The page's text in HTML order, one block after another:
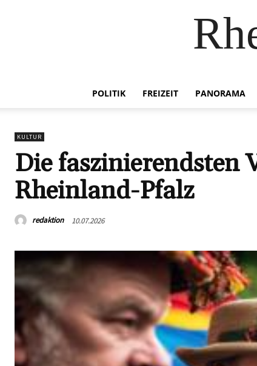
POLITIK FREIZEIT PANORAMA
KULTUR
Die faszinierendsten
Rheinland-Pfalz
redaktion 10.07.2026